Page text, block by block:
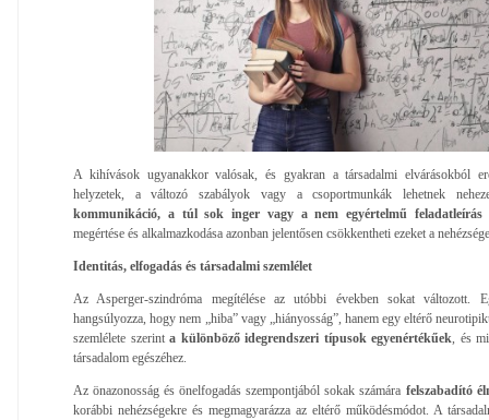
A kihívások ugyanakkor valósak, és gyakran a társadalmi elvárásokból
helyzetek, a változó szabályok vagy a csoportmunkák lehetnek
kommunikáció, a túl sok inger vagy a nem egyértelmű feladatleírás
megértése és alkalmazkodása azonban jelentősen csökkentheti ezeket a
Identitás, elfogadás és társadalmi szemlélet
Az Asperger-szindróma megítélése az utóbbi években sokat változott.
hangsúlyozza, hogy nem „hiba” vagy „hiányosság”, hanem egy eltérő
szemlélete szerint a különböző idegrendszeri típusok egyenértékűek , és
társadalom egészéhez.
Az önazonosság és önelfogadás szempontjából sokak számára felszabadító
korábbi nehézségekre és megmagyarázza az eltérő működésmódot. A